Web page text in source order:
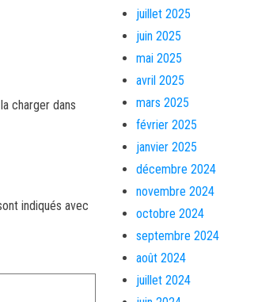
charger dans
indiqués avec
juillet 2025
juin 2025
mai 2025
avril 2025
mars 2025
février 2025
janvier 2025
décembre 2024
novembre 2024
octobre 2024
septembre 2024
août 2024
juillet 2024